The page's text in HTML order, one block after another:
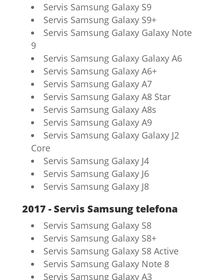
Servis Samsung Galaxy S9
Servis Samsung Galaxy S9+
Servis Samsung Galaxy Galaxy Note
9
Servis Samsung Galaxy Galaxy A6
Servis Samsung Galaxy A6+
Servis Samsung Galaxy A7
Servis Samsung Galaxy A8 Star
Servis Samsung Galaxy A8s
Servis Samsung Galaxy A9
Servis Samsung Galaxy Galaxy J2
Core
Servis Samsung Galaxy J4
Servis Samsung Galaxy J6
Servis Samsung Galaxy J8
2017 - Servis Samsung telefona
Servis Samsung Galaxy S8
Servis Samsung Galaxy S8+
Servis Samsung Galaxy S8 Active
Servis Samsung Galaxy Note 8
Servis Samsung Galaxy A3